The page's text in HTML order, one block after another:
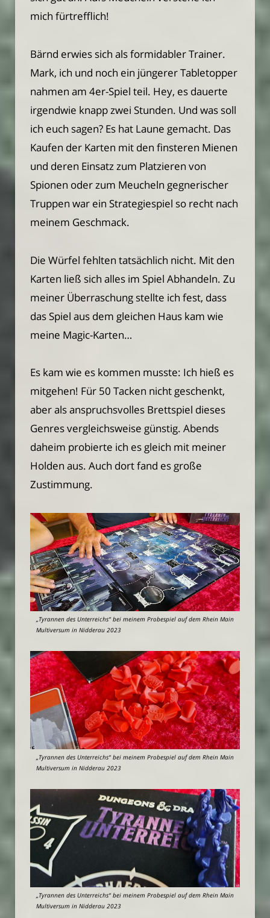
mich fürtrefflich!
Bärnd erwies sich als formidabler Trainer.
Mark, ich und noch ein jüngerer Tabletopper
nahmen am 4er-Spiel teil. Hey, es dauerte
irgendwie knapp zwei Stunden. Und was soll
ich euch sagen? Es hat Laune gemacht. Das
Kaufen der Karten mit den finsteren Mienen
und deren Einsatz zum Platzieren von
Spionen oder zum Meucheln gegnerischer
Truppen war ein Strategiespiel so recht nach
meinem Geschmack.
Die Würfel fehlten tatsächlich nicht. Mit den
Karten ließ sich alles im Spiel Abhandeln. Zu
meiner Überraschung stellte ich fest, dass
das Spiel aus dem gleichen Haus kam wie
meine Magic-Karten…
Es kam wie es kommen musste: Ich hieß es
mitgehen! Für 50 Tacken nicht geschenkt,
aber als anspruchsvolles Brettspiel dieses
Genres vergleichsweise günstig. Abends
daheim probierte ich es gleich mit meiner
Holden aus. Auch dort fand es große
Zustimmung.
„Tyrannen des Unterreichs“ bei meinem Probespiel auf dem Rhein Main
Multiversum in Nidderau 2023
„Tyrannen des Unterreichs“ bei meinem Probespiel auf dem Rhein Main
Multiversum in Nidderau 2023
„Tyrannen des Unterreichs“ bei meinem Probespiel auf dem Rhein Main
Multiversum in Nidderau 2023